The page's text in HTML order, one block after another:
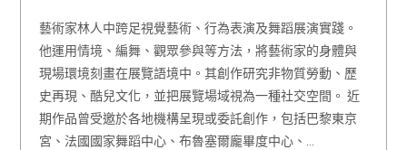
藝術家林人中跨足視覺藝術、行為表演及舞蹈展演實踐。
他運用情境、編舞、觀眾參與等方法，將藝術家的身體與
現場環境刻畫在展覽語境中。其創作研究非物質勞動、歷
史再現、酷兒文化，並把展覽場域視為一種社交空間。 近
期作品曾受邀於各地機構呈現或委託創作，包括巴黎東京
宮、法國國家舞蹈中心、布魯塞爾龐畢度中心、…